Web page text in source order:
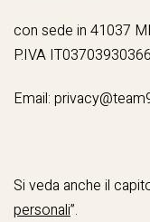
con sede in 41037
P.IVA
Email:
Si veda anche il
personali”.